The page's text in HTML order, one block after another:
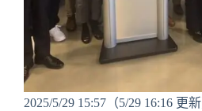
2025/5/29 15:57（5/29 16:16 更